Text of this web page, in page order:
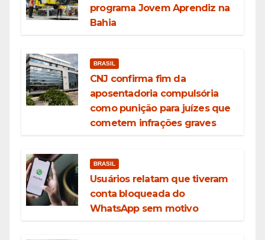
programa Jovem Aprendiz na
Bahia
BRASIL
CNJ confirma fim da
aposentadoria compulsória
como punição para juízes que
cometem infrações graves
BRASIL
Usuários relatam que tiveram
conta bloqueada do
WhatsApp sem motivo